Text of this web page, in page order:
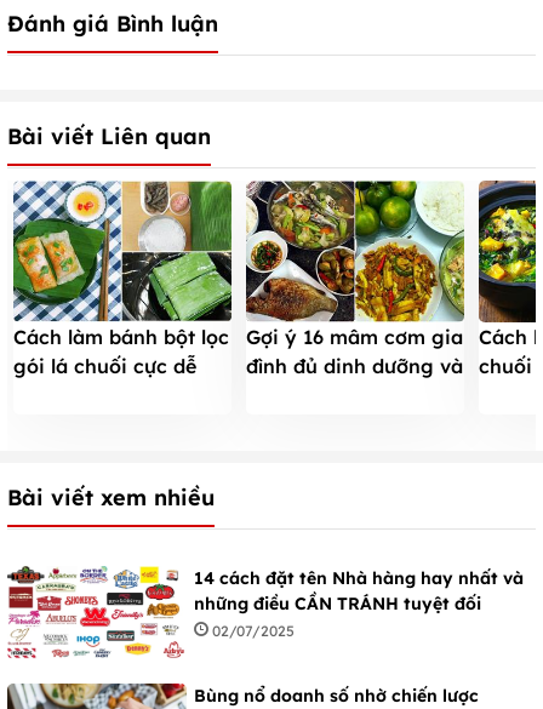
Đánh giá Bình luận
Bài viết Liên quan
Cách làm bánh bột lọc
gói lá chuối cực dễ
Gợi ý 16 mâm cơm gia
đình đủ dinh dưỡng và
Cách
chuối
Bài viết xem nhiều
14 cách đặt tên Nhà hàng hay nhất và
những điều CẦN TRÁNH tuyệt đối
02/07/2025
Bùng nổ doanh số nhờ chiến lược